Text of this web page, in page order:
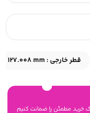
قطر خارجی : 127.008 mm